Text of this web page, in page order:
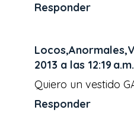
Responder
2013 a las 12:19 a.m.
Quiero un vestido
Responder